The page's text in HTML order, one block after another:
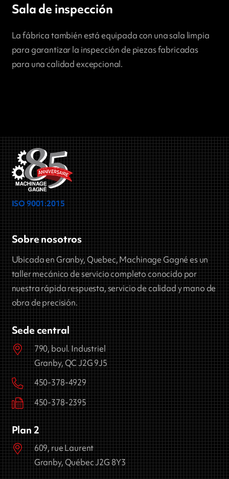
Sala de inspección
La fábrica también está equipada con una sala limpia
para garantizar la inspección de piezas fabricadas
para una calidad excepcional.
ISO 9001:2015
Sobre nosotros
Ubicada en Granby, Quebec, Machinage Gagné es un
taller mecánico de servicio completo conocido por
nuestra rápida respuesta, servicio de calidad y mano de
obra de precisión.
Sede central
790, boul. Industriel
Granby, QC J2G 9J5
450-378-4929
450-378-2395
Plan 2
609, rue Laurent
Granby, Québec J2G 8Y3